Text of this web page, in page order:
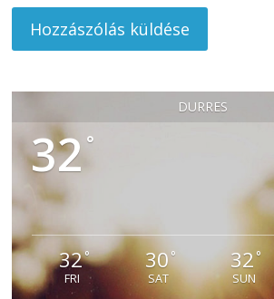
DURRES
32°
32°
FRI
30°
SAT
32°
SUN